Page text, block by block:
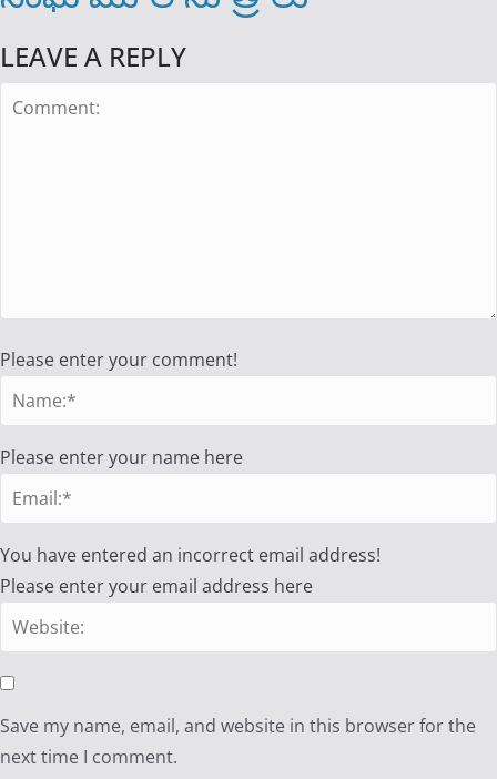
LEAVE A REPLY
Please enter your comment!
Please enter your name here
You have entered an incorrect email address!
Please enter your email address here
Save my name, email, and website in this browser for the
next time I comment.